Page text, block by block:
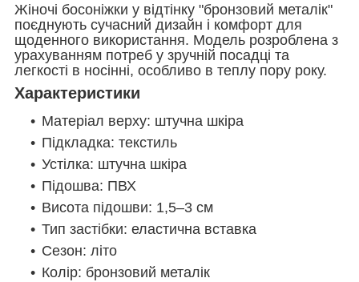
Жіночі босоніжки у відтінку "бронзовий металік"
поєднують сучасний дизайн і комфорт для
щоденного використання. Модель розроблена з
урахуванням потреб у зручній посадці та
легкості в носінні, особливо в теплу пору року.
Характеристики
Матеріал верху: штучна шкіра
Підкладка: текстиль
Устілка: штучна шкіра
Підошва: ПВХ
Висота підошви: 1,5–3 см
Тип застібки: еластична вставка
Сезон: літо
Колір: бронзовий металік